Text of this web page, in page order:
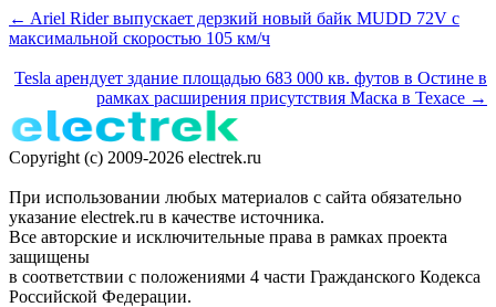
← Ariel Rider выпускает дерзкий новый байк MUDD 72V с
максимальной скоростью 105 км/ч
Tesla арендует здание площадью 683 000 кв. футов в Остине в
рамках расширения присутствия Маска в Техасе →
Copyright (c) 2009-2026 electrek.ru
При использовании любых материалов с сайта обязательно
указание electrek.ru в качестве источника.
Все авторские и исключительные права в рамках проекта
защищены
в соответствии с положениями 4 части Гражданского Кодекса
Российской Федерации.